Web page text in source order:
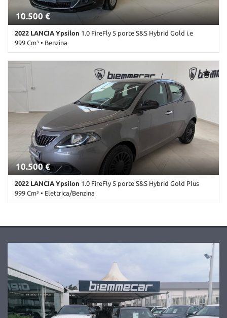
10.500 €
2022 LANCIA Ypsilon 1.0 FireFly 5 porte S&S Hybrid Gold i.e
999 Cm³ • Benzina
52.100 Km • Cambio Manuale (6) • Nero metallizzato • 5 Porte •
ABS • Airbag • Airbag Passeggero • Airbag testa • Alzacristalli
elettrici • Antifurto • Autoradio • Autoradio digitale • Bluetooth •
Boardcomputer • Chiusura centralizzata • Climatizzatore •
Controllo trazione • ESP • Fendinebbia • Immobilizzatore
elettronico • Isofix • Luci diurne • MP3 • Ruotino • Sensori di
parcheggio posteriori • Servosterzo • Specchietti laterali elettrici •
Start/Stop Automatico • Touch screen • USB • Volante
multifunzione
10.500 €
2022 LANCIA Ypsilon 1.0 FireFly 5 porte S&S Hybrid Gold Plus
999 Cm³ • Elettrica/Benzina
elettrici • Antifurto • Autoradio • Autoradio digitale • Bluetooth •
posteriore sdoppiato • Sensori di parcheggio posteriori •
Servosterzo • Specchietti laterali elettrici • Start/Stop Automatico
• Touch screen • USB
Salva
le
impostazioni